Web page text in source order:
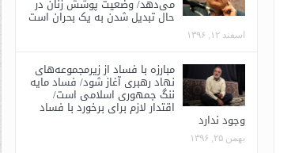
می‌دهد/ وضعیت پوشش زنان در
حال تبدیل شدن به یک بحران است
اسفند ۱۲, ۱۳۹۶
مبارزه با فساد از زیرمجموعه‌های
نهاد رهبری آغاز شود/ فساد مایه
ننگ جمهوری اسلامی است/
اقتدار لازم برای برخورد با فساد
وجود ندارد
بهمن ۲۵, ۱۳۹۶